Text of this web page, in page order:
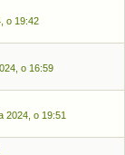
o 19:42
o 16:59
2024, o 19:51